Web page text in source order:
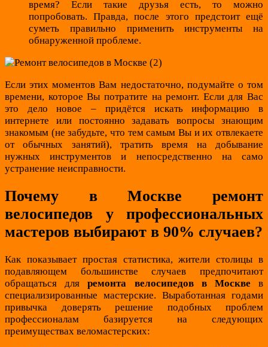
время? Если такие друзья есть, то можно
попробовать. Правда, после этого предстоит ещё
суметь правильно применить инструменты на
обнаруженной проблеме.
Если этих моментов Вам недостаточно, подумайте о том
времени, которое Вы потратите на ремонт. Если для Вас
это дело новое – придётся искать информацию в
интернете или постоянно задавать вопросы знающим
знакомым (не забудьте, что тем самым Вы и их отвлекаете
от обычных занятий), тратить время на добывание
нужных инструментов и непосредственно на само
устранение неисправности.
Почему в Москве ремонт
велосипедов у профессиональных
мастеров выбирают в 90% случаев?
Как показывает простая статистика, жители столицы в
подавляющем большинстве случаев предпочитают
обращаться дляремонта велосипедов в Москве в
специализированные мастерские. Выработанная годами
привычка доверять решение подобных проблем
профессионалам базируется на следующих
преимуществах веломастерских: